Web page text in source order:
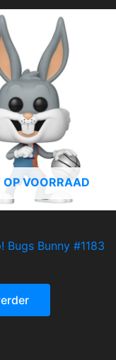
OP VOORRAAD
Bugs Bunny #1183